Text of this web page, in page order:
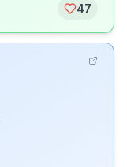
47